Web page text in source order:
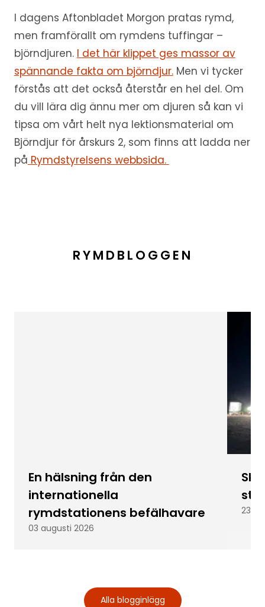
I dagens Aftonbladet Morgon pratas rymd,
men framförallt om rymdens tuffingar –
björndjuren. I det här klippet ges massor av
spännande fakta om björndjur.Men vi tycker
förstås att det också återstår en hel del. Om
du vill lära dig ännu mer om djuren så kan vi
tipsa om vårt helt nya lektionsmaterial om
Björndjur för årskurs 2, som finns att ladda ner
på Rymdstyrelsens webbsida.
RYMDBLOGGEN
En hälsning från den
internationella
rymdstationens befälhavare
03 augusti 2026
23
Alla blogginlägg